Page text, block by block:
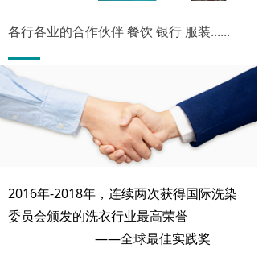
各行各业的合作伙伴餐饮 银行 服装......
2016年-2018年，连续两次获得国际洗染
委员会颁发的洗衣行业最高荣誉
——全球最佳实践奖